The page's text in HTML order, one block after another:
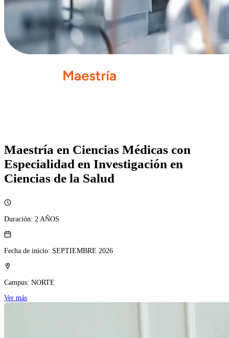
Maestría en Ciencias Médicas con
Especialidad en Investigación en
Ciencias de la Salud
Duración: 2 AÑOS
Fecha de inicio: SEPTIEMBRE 2026
Campus: NORTE
Ver más